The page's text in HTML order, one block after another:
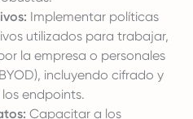
Implementar políticas
utilizados para trabajar,
la empresa o personales
incluyendo cifrado y
endpoints.
Capacitar a los